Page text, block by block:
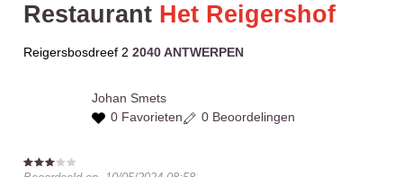
Restaurant Het Reigershof
Reigersbosdreef 22040 ANTWERPEN
Johan Smets
0 Favorieten
0 Beoordelingen